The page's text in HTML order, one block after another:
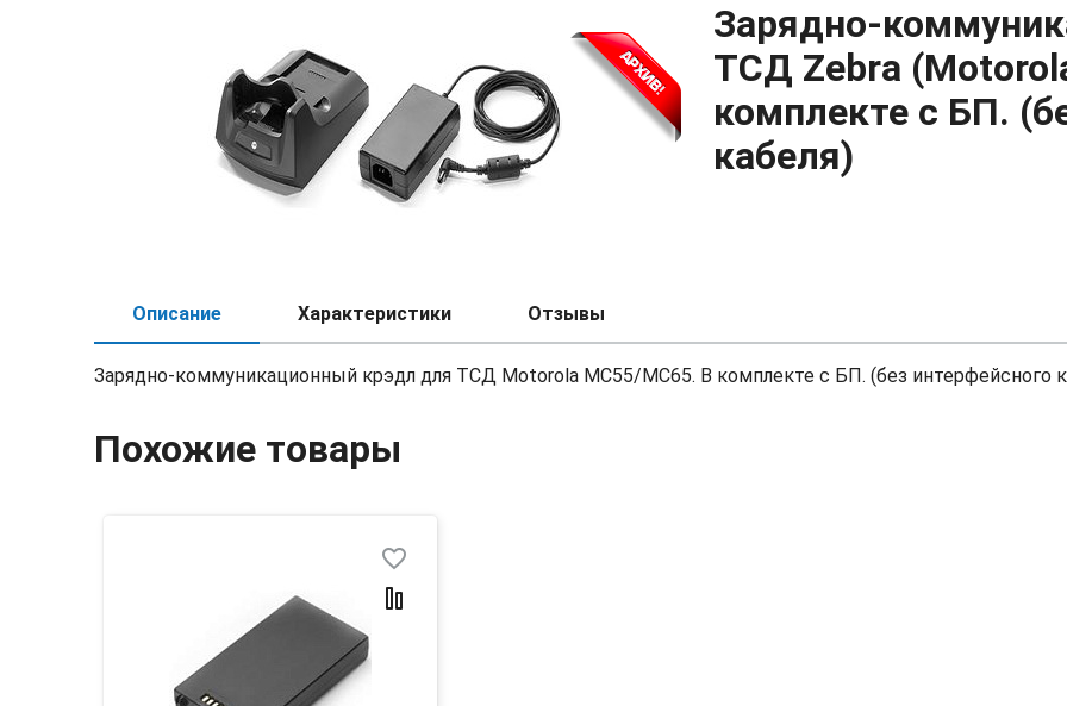
Зарядно-
ТСД Zebra
комплекте с БП.
кабеля)
Описание Характеристики Отзывы
Зарядно-коммуникационный крэдл для ТСД Motorola MC55/МС65. В комплекте с БП. (без интерфейсного
Похожие товары
favorite_border